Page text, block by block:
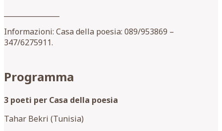
Informazioni: Casa della poesia: 089/953869 –
347/6275911.
Programma
3 poeti per Casa della poesia
Tahar Bekri (Tunisia)